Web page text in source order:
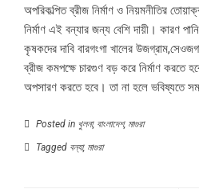
অপরিকল্পিত ব্রীজ নির্মাণ ও নিয়মনীতির
নির্মাণ এই বন্যার জন্য বেশি দায়ী। কারণ পানি
কৃষকদের দাবি বারগংগা খালের
ব্রীজ কমপক্ষে চারগুণ বড় করে নির্মাণ করতে
অপসারণ করতে হবে। তা না হলে ভবিষ্যতে
Posted in খুলনা, বাংলাদেশ, মাগুরা
Tagged বন্যা, মাগুরা